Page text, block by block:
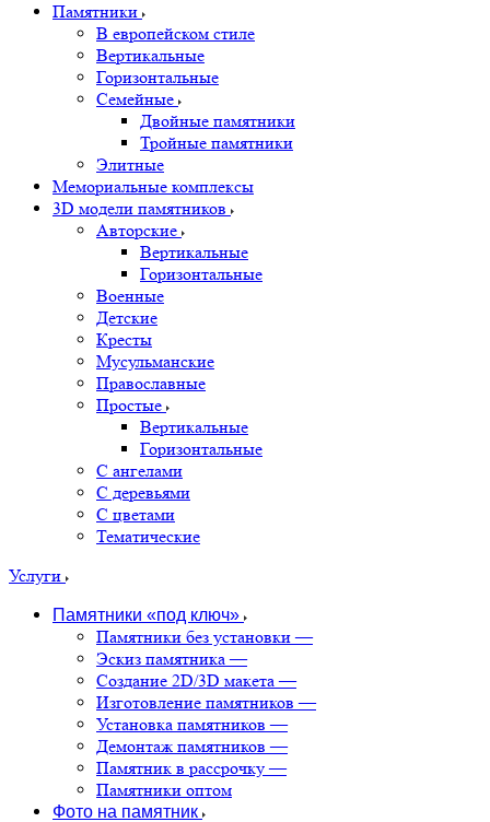
Памятники
В европейском стиле
Вертикальные
Горизонтальные
Семейные
Двойные памятники
Тройные памятники
Элитные
Мемориальные комплексы
3D модели памятников
Авторские
Вертикальные
Горизонтальные
Военные
Детские
Кресты
Мусульманские
Православные
Простые
Вертикальные
Горизонтальные
С ангелами
С деревьями
С цветами
Тематические
Услуги
Памятники «под ключ»
Памятники без установки —
Эскиз памятника —
Создание 2D/3D макета —
Изготовление памятников —
Установка памятников —
Демонтаж памятников —
Памятник в рассрочку —
Памятники оптом
Фото на памятник